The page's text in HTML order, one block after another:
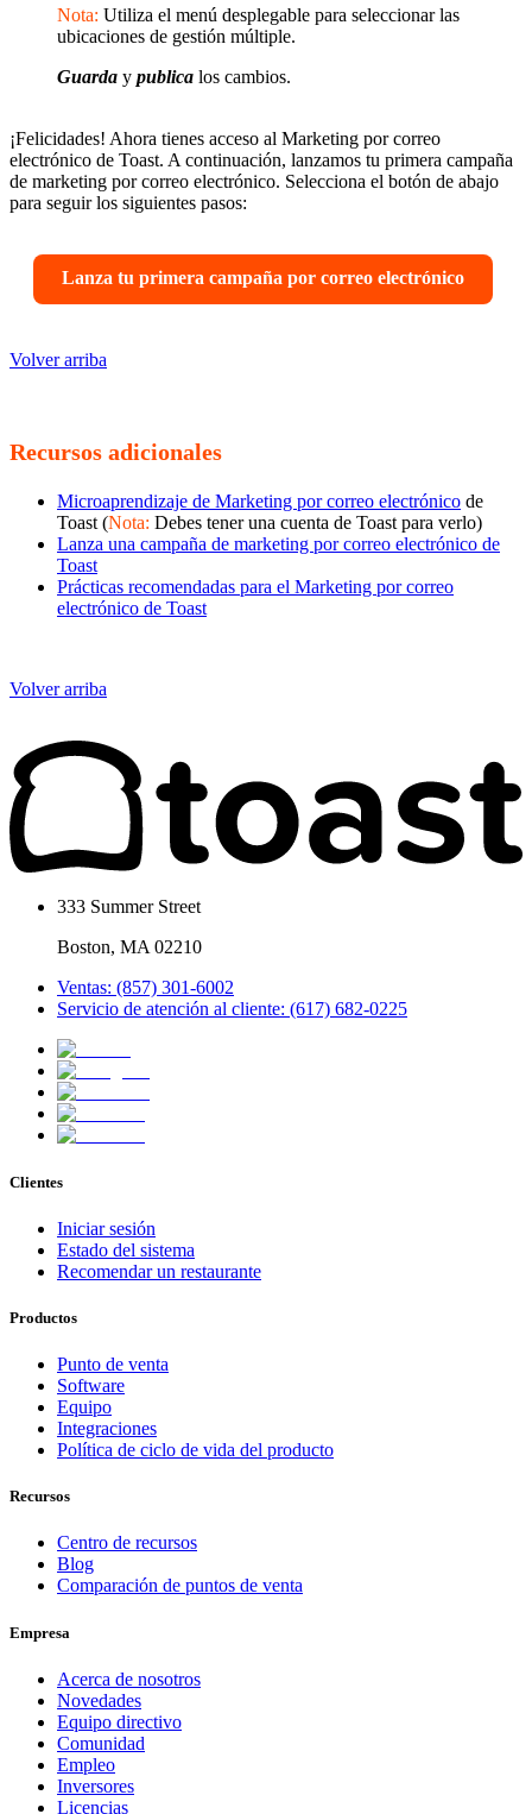
Nota: Utiliza el menú desplegable para seleccionar las
ubicaciones de gestión múltiple.
Guarda y publica los cambios.
¡Felicidades! Ahora tienes acceso al Marketing por correo
electrónico de Toast. A continuación, lanzamos tu primera campaña
de marketing por correo electrónico. Selecciona el botón de abajo
para seguir los siguientes pasos:
Lanza tu primera campaña por correo electrónico
Volver arriba
Recursos adicionales
Microaprendizaje de Marketing por correo electrónico de
Toast (Nota: Debes tener una cuenta de Toast para verlo)
Lanza una campaña de marketing por correo electrónico de
Toast
Prácticas recomendadas para el Marketing por correo
electrónico de Toast
Volver arriba
333 Summer Street
Boston, MA 02210
Ventas: (857) 301-6002
Servicio de atención al cliente: (617) 682-0225
Clientes
Iniciar sesión
Estado del sistema
Recomendar un restaurante
Productos
Punto de venta
Software
Equipo
Integraciones
Política de ciclo de vida del producto
Recursos
Centro de recursos
Blog
Comparación de puntos de venta
Empresa
Acerca de nosotros
Novedades
Equipo directivo
Comunidad
Empleo
Inversores
Licencias